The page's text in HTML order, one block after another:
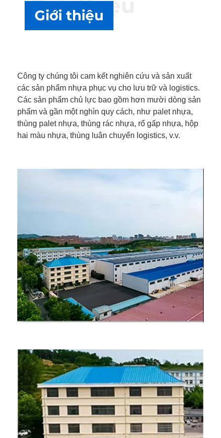
Giới thiệu
Giới thiệu
Công ty chúng tôi cam kết nghiên cứu và sản xuất
các sản phẩm nhựa phục vụ cho lưu trữ và logistics.
Các sản phẩm chủ lực bao gồm hơn mười dòng sản
phẩm và gần một nghìn quy cách, như palet nhựa,
thùng palet nhựa, thùng rác nhựa, rổ gấp nhựa, hộp
hai màu nhựa, thùng luân chuyển logistics, v.v.